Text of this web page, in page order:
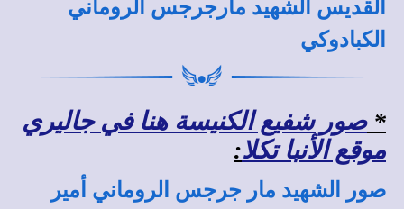
القديس الشهيد مارجرجس الروماني
الكبادوكي
*صور شفيع الكنيسة هنا في جاليري
موقع الأنبا تكلا:
صور الشهيد مار جرجس الروماني أمير